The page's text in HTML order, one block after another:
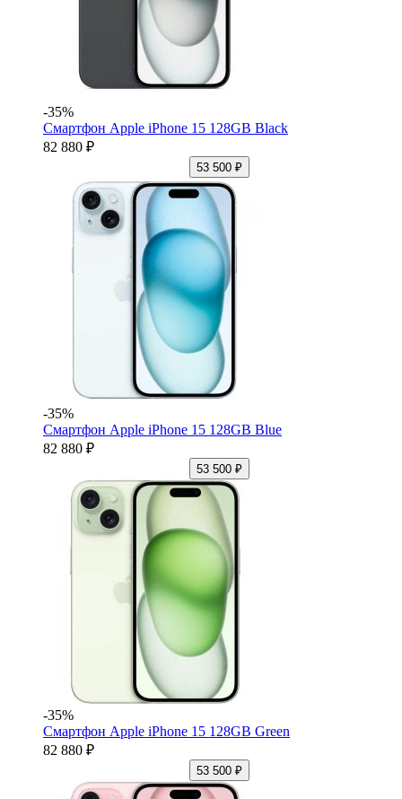
-35%
Смартфон Apple iPhone 15 128GB Black
82 880 ₽
53 500 ₽
-35%
Смартфон Apple iPhone 15 128GB Blue
82 880 ₽
53 500 ₽
-35%
Смартфон Apple iPhone 15 128GB Green
82 880 ₽
53 500 ₽